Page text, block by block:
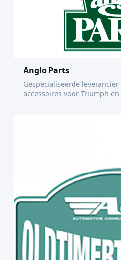
Anglo Parts
Gespecialiseerde
accessoires voor Triumph